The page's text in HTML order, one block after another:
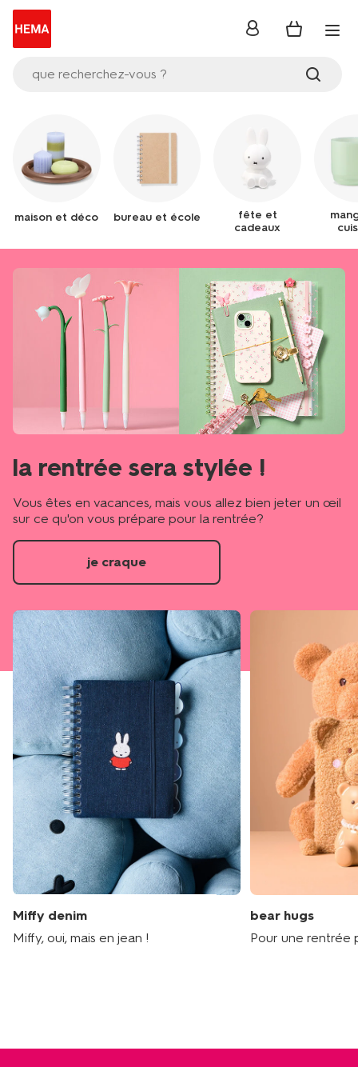
que recherchez-vous ?
se
maison et déco bureau et école
fête et
cadeaux
la rentrée sera stylée !
Vous êtes en vacances, mais vous allez bien jeter un œil
sur ce qu'on vous prépare pour la rentrée?
je craque
Miffy denim
Miffy, oui, mais en jean !
bear hugs
Pour une rentrée